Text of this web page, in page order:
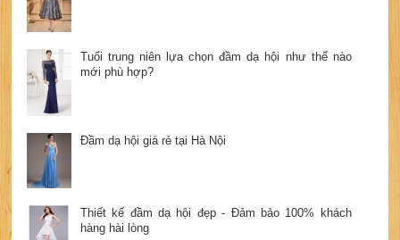
Tuổi trung niên lựa chọn đầm dạ hội như thế nào
mới phù hợp?
Đầm dạ hội giá rẻ tại Hà Nội
Thiết kế đầm dạ hội đẹp - Đảm bảo 100% khách
hàng hài lòng